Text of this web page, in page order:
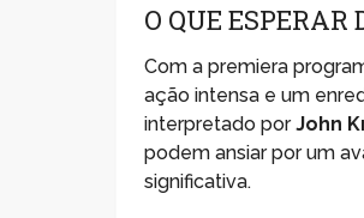
O QUE ESPERAR
Com a premiera
ação intensa e um
interpretado porJohn
podem ansiar por um
significativa.